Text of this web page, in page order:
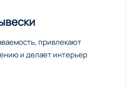
привлекают
и делает интерьер